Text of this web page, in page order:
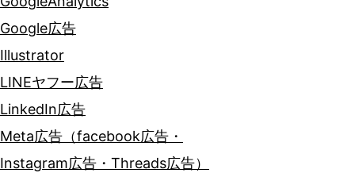
Google広告
Illustrator
LINEヤフー広告
LinkedIn広告
Meta広告（facebook広告・
Instagram広告・Threads広告）